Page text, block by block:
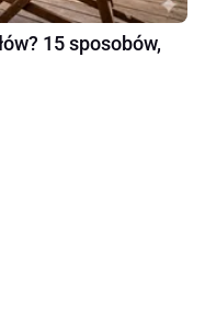
15 sposobów,